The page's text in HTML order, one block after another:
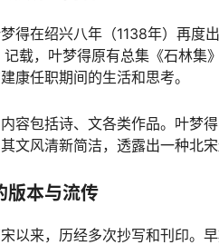
梦得在绍兴八年（1138年）再
记载，叶梦得原有总集《石林
康任职期间的生活和思考。
容包括诗、文各类作品。叶梦
文风清新简洁，透露出一种北宋
版本与流传
宋以来，历经多次抄写和刊印。